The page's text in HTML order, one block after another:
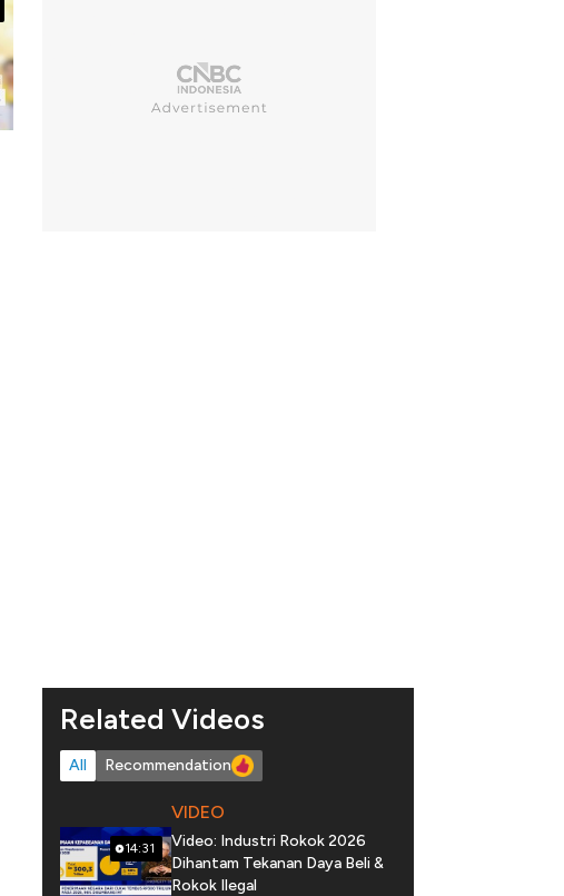
Related Videos
All Recommendation
14:31
VIDEO
Video: Industri Rokok 2026
Dihantam Tekanan Daya Beli &
Rokok Ilegal